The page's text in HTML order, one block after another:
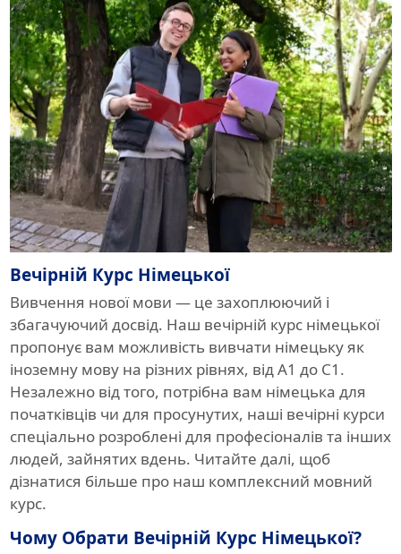
Вечірній Курс Німецької
Вивчення нової мови — це захоплюючий і
збагачуючий досвід. Наш вечірній курс німецької
пропонує вам можливість вивчати німецьку як
іноземну мову на різних рівнях, від A1 до C1.
Незалежно від того, потрібна вам німецька для
початківців чи для просунутих, наші вечірні курси
спеціально розроблені для професіоналів та інших
людей, зайнятих вдень. Читайте далі, щоб
дізнатися більше про наш комплексний мовний
курс.
Чому Обрати Вечірній Курс Німецької?